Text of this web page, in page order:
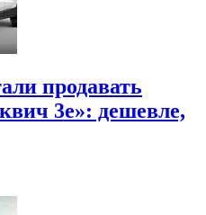
продавать
3e»: дешевле,